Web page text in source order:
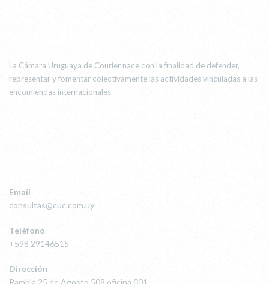
La Cámara Uruguaya de Courier nace con la finalidad de defender,
representar y fomentar colectivamente las actividades vinculadas a las
encomiendas internacionales
Email
consultas@cuc.com.uy
Teléfono
+598 29146515
Dirección
Rambla 25 de Agosto 508 oficina 001